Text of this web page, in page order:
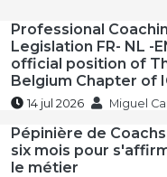
Professional
Legislation FR- NL -
official position of
Belgium Chapter of
14 jul 2026 Miguel
Pépinière de
six mois pour
le métier